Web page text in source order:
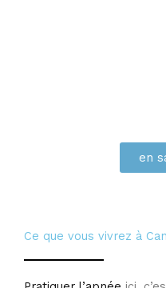
en
Ce que vous vivrez à